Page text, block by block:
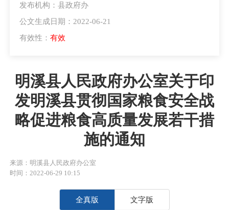
发布机构：县政府办
公文生成日期：2022-06-21
有效性： 有效
明溪县人民政府办公室关于印
发明溪县贯彻国家粮食安全战
略促进粮食高质量发展若干措
施的通知
来源：明溪县人民政府办公室
时间：2022-06-29 10:15
全真版 文字版